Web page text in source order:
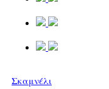
Σκαμνέλι